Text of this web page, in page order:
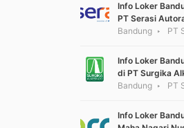
Info Loker
PT Serasi
Bandung
PT
Info Loker
di PT Surgika
Bandung
PT
Info Loker